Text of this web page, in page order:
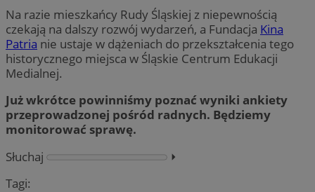
Na razie mieszkańcy Rudy Śląskiej z niepewnością
czekają na dalszy rozwój wydarzeń, a Fundacja Kina
Patria nie ustaje w dążeniach do przekształcenia tego
historycznego miejsca w Śląskie Centrum Edukacji
Medialnej.
Już wkrótce powinniśmy poznać wyniki ankiety
przeprowadzonej pośród radnych. Będziemy
monitorować sprawę.
Słuchaj
⏵︎
Tagi: